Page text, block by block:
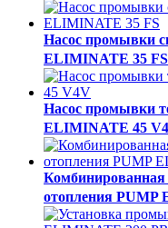
Насос промывки
ELIMINATE 35 FS
Насос промывки
ELIMINATE 45
отопления